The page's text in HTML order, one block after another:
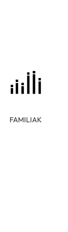
FAMILIAK